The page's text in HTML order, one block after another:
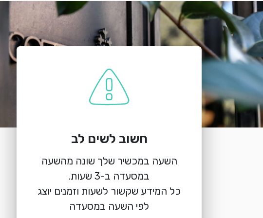
חשוב לשים לב
השעה במכשיר שלך שונה מהשעה
כל המידע שקשור לשעות וזמנים יוצג
לפי השעה במסעדה